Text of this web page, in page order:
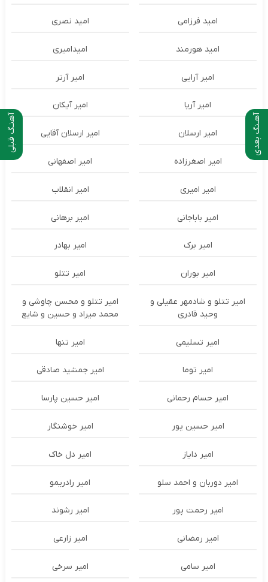
آهنـگ قبلی آهـنگ بعدی
امید فرزامی امید نصری
امید هورمند امیدامیری
امیر آرایی امیر آرتر
امیر آریا امیر آیکان
امیر ارسلان امیر ارسلان آقایی
امیر اصغرزاده امیر اصفهانی
امیر امیری امیر انقلاب
امیر باباجانی امیر برهانی
امیر برک امیر بهادر
امیر بوران امیر تتلو
امیر تتلو و شادمهر عقیلی و
وحید قادری
امیر تتلو و محسن چاوشی و
محمد میراد و حسین و شایع
امیر تسلیمی امیر تنها
امیر توما امیر جمشید صادقی
امیر حسام رحمانی امیر حسین پارسا
امیر حسین پور امیر خوشنگار
امیر دایاز امیر دل خاک
امیر دوربان و احمد سلو امیر رادریمو
امیر رحمت پور امیر رشوند
امیر رمضانی امیر زارعی
امیر سامی امیر سرخی